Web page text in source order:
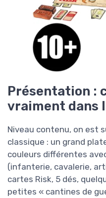
Présentation :
vraiment dans
Niveau contenu, on est
classique : un grand
couleurs différentes
(infanterie, cavalerie,
cartes Risk, 5 dés,
petites « cantines de